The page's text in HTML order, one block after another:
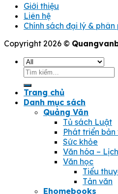
Giới thiệu
Liên hệ
Chính sách đại lý & phân
Copyright 2026 ©
Tìm
kiếm:
Trang chủ
Danh mục sách
Quảng Văn
Tủ sách Luật
Phát triển bản
Sức khỏe
Văn hóa –
Văn học
Tiểu
Tản văn
Ehomebooks